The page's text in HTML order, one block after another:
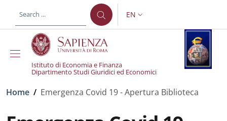
LANGUAGE SWITCHER:
EN
Istituto di Economia e Finanza
Dipartimento Studi Giuridici ed Economici
Breadcrumb
Home / Emergenza Covid 19 - Apertura Biblioteca